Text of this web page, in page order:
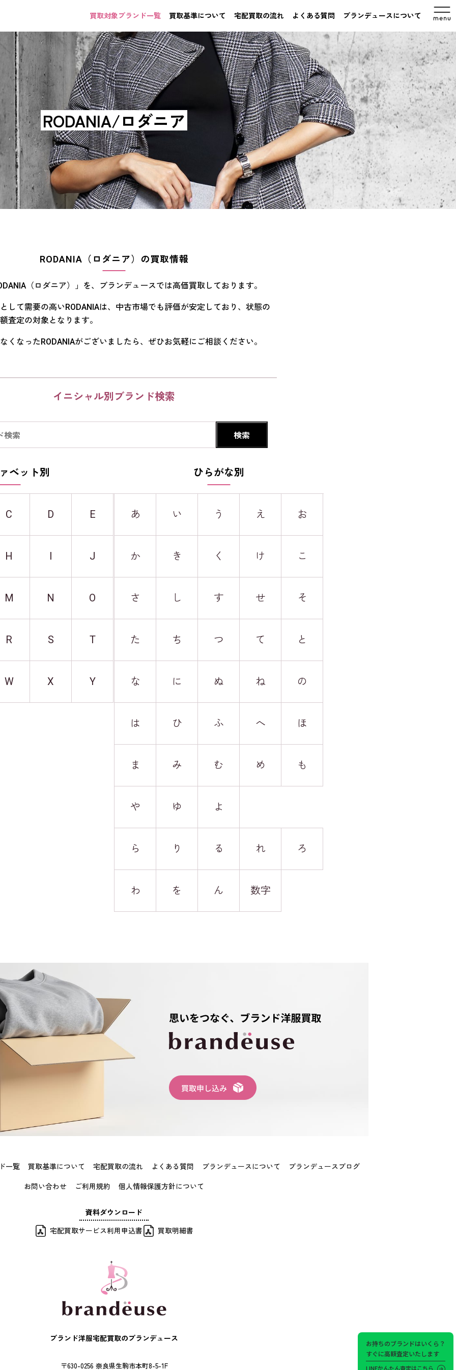
買取対象ブランド一覧 買取基準について 宅配買取の流れ よくある質問 ブランデュースについて
お持ちのブランドはいくら？
すぐに高額査定いたします
LINEかんたん査定はこちら
RODANIA/ロダニア
RODANIA（ロダニア）の買取情報
（ロダニア）」を、ブランデュースでは高価買取しております。
して需要の高いRODANIAは、中古市場でも評価が安定しており、状態の
査定の対象となります。
くなったRODANIAがございましたら、ぜひお気軽にご相談ください。
イニシャル別ブランド検索
ベット別
C D E
H I J
M N O
R S T
W X Y
ひらがな別
あ い う え お
か き く け こ
さ し す せ そ
た ち つ て と
な に ぬ ね の
は ひ ふ へ ほ
ま み む め も
や ゆ よ
ら り る れ ろ
わ を ん 数字
一覧 買取基準について 宅配買取の流れ よくある質問 ブランデュースについて
ブランデュースブログ
お問い合わせ
ご利用規約 個人情報保護方針について
資料ダウンロード
宅配買取サービス利用申込書
買取明細書
ブランド洋服宅配買取のブランデュース
〒630-0256 奈良県生駒市本町8-5-1F